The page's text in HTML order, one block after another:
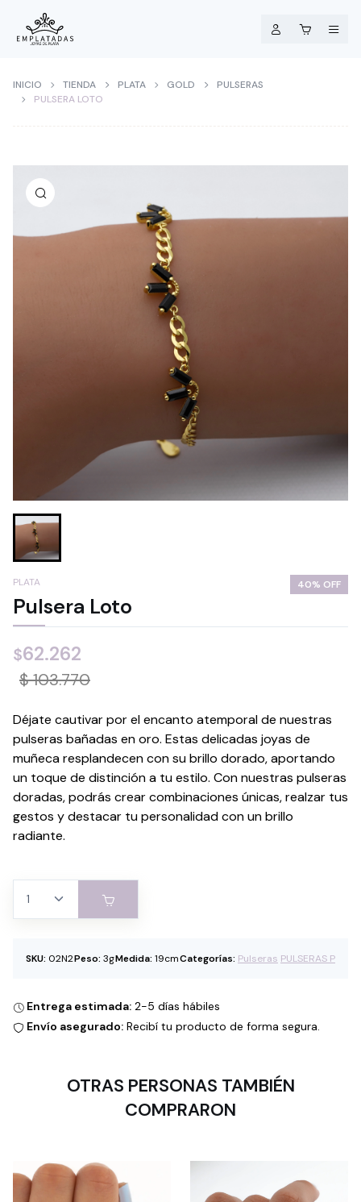
INICIO TIENDA PLATA GOLD
PULSERAS
PULSERA LOTO
PLATA 40% OFF
Pulsera Loto
$62.262
$ 103.770
Déjate cautivar por el encanto atemporal de nuestras
pulseras bañadas en oro. Estas delicadas joyas de
muñeca resplandecen con su brillo dorado, aportando
un toque de distinción a tu estilo. Con nuestras pulseras
doradas, podrás crear combinaciones únicas, realzar tus
gestos y destacar tu personalidad con un brillo
radiante.
SKU: 02N2Peso: 3gMedida: 19cmCategorías: Pulseras PULSERAS P
Entrega estimada: 2-5 días hábiles
Envío asegurado: Recibí tu producto de forma segura.
OTRAS PERSONAS TAMBIÉN
COMPRARON